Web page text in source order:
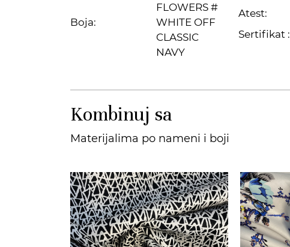
Boja:
FLOWERS #
WHITE OFF
CLASSIC
NAVY
Atest:
Sertifikat :
Kombinuj sa
Materijalima po nameni i boji